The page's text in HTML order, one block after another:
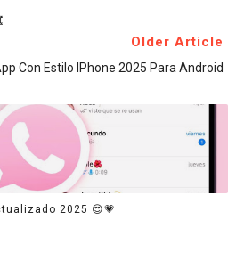
Older Article
Con Estilo IPhone 2025 Para Android
2025 😍💗